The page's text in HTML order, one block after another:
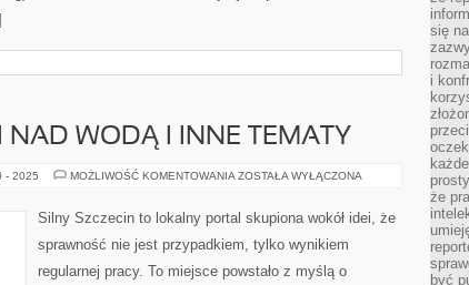
WODĄ I INNE TEMATY
- 2025 MOŻLIWOŚĆ KOMENTOWANIA ZAMKI
NAD
WODĄ
INNE
ZOSTAŁA WYŁĄCZONA
Silny Szczecin to lokalny portal skupiona wokół idei, że
sprawność nie jest przypadkiem, tylko wynikiem
regularnej pracy. To miejsce powstało z myślą o
się
i
że
być